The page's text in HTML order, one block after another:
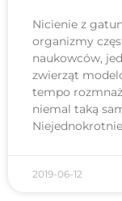
Nicienie z
organizmy
naukowców,
zwierząt
tempo
niemal taką
2019-06-12